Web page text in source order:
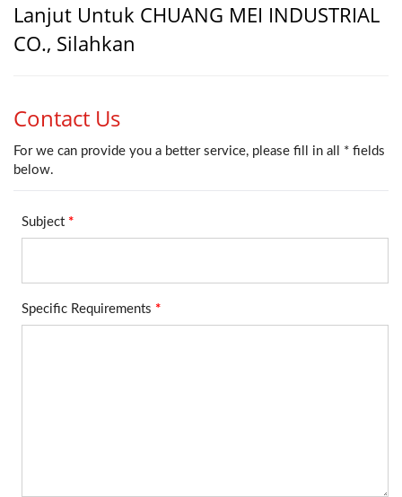
Lanjut Untuk CHUANG MEI INDUSTRIAL
CO., Silahkan